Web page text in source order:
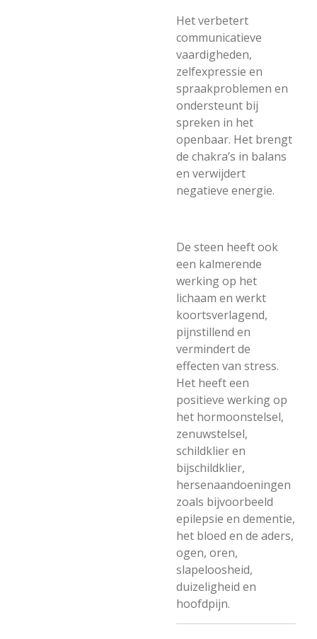
Het verbetert
communicatieve
vaardigheden,
zelfexpressie en
spraakproblemen en
ondersteunt bij
spreken in het
openbaar. Het brengt
de chakra’s in balans
en verwijdert
negatieve energie.
De steen heeft ook
een kalmerende
werking op het
lichaam en werkt
koortsverlagend,
pijnstillend en
vermindert de
effecten van stress.
Het heeft een
positieve werking op
het hormoonstelsel,
zenuwstelsel,
schildklier en
bijschildklier,
hersenaandoeningen
zoals bijvoorbeeld
epilepsie en dementie,
het bloed en de aders,
ogen, oren,
slapeloosheid,
duizeligheid en
hoofdpijn.